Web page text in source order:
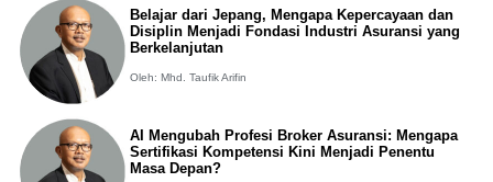
Belajar dari Jepang, Mengapa Kepercayaan dan
Disiplin Menjadi Fondasi Industri Asuransi yang
Berkelanjutan
Oleh: Mhd. Taufik Arifin
AI Mengubah Profesi Broker Asuransi: Mengapa
Sertifikasi Kompetensi Kini Menjadi Penentu
Masa Depan?